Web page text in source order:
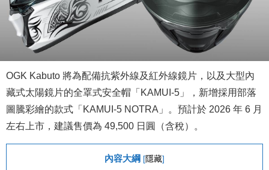
OGK Kabuto 將為配備抗紫外線及紅外線鏡片，以及大型內
藏式太陽鏡片的全罩式安全帽「KAMUI-5」，新增採用部落
圖騰彩繪的款式「KAMUI-5 NOTRA」。預計於 2026 年 6 月
左右上市，建議售價為 49,500 日圓（含稅）。
內容大綱 [隱藏]